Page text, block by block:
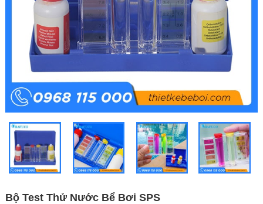
Bộ Test Thử Nước Bể Bơi SPS